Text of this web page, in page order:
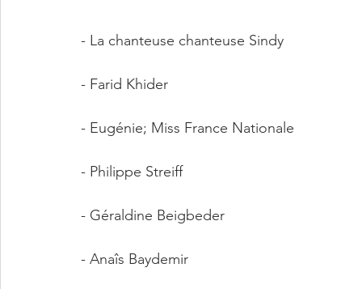
- La chanteuse chanteuse Sindy
- Farid Khider
- Eugénie; Miss France Nationale
- Philippe Streiff
- Géraldine Beigbeder
- Anaîs Baydemir